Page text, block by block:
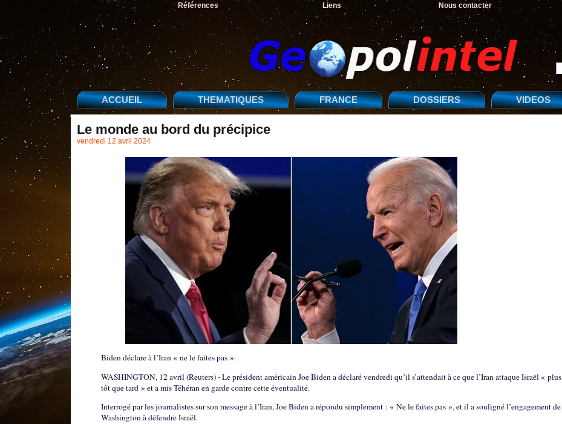
Références Liens Nous contacter
ACCUEIL THEMATIQUES FRANCE DOSSIERS VIDEOS
Le monde au bord du précipice
vendredi 12 avril 2024
Biden déclare à l’Iran « ne le faites pas ».
WASHINGTON, 12 avril (Reuters) - Le président américain Joe Biden a déclaré vendredi qu’il s’attendait à ce que l’Iran attaque Israël « plus
tôt que tard » et a mis Téhéran en garde contre cette éventualité.
Interrogé par les journalistes sur son message à l’Iran, Joe Biden a répondu simplement : « Ne le faites pas », et il a souligné l’engagement de
Washington à défendre Israël.